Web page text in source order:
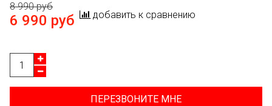
8 990 руб
6 990 руб добавить к сравнению
ПЕРЕЗВОНИТЕ МНЕ